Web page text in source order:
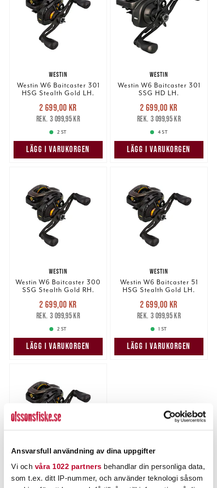
Ansvarsfull användning av dina uppgifter
Vi och våra 1022 partners behandlar din personliga data,
som t.ex. ditt IP-nummer, och använder teknologi såsom
WESTIN
Westin W6 Baitcaster 301
HSG Stealth Gold LH.
Nuvarande pris
2 699,00 krTidigare pris
3 099,95 kr
2 699,00 kr
3 099,95 kr
2 ST
LÄGG I VARUKORGEN
WESTIN
Westin W6 Baitcaster 301
SSG HD LH.
Nuvarande pris
2 699,00 krTidigare pris
3 099,95 kr
2 699,00 kr
3 099,95 kr
4 ST
LÄGG I VARUKORGEN
WESTIN
Westin W6 Baitcaster 300
SSG Stealth Gold RH.
Nuvarande pris
2 699,00 krTidigare pris
3 099,95 kr
2 699,00 kr
3 099,95 kr
2 ST
LÄGG I VARUKORGEN
WESTIN
Westin W6 Baitcaster 51
HSG Stealth Gold LH.
Nuvarande pris
2 699,00 krTidigare pris
3 099,95 kr
2 699,00 kr
3 099,95 kr
1 ST
LÄGG I VARUKORGEN
WESTIN
Westin W6 Baitcaster 50